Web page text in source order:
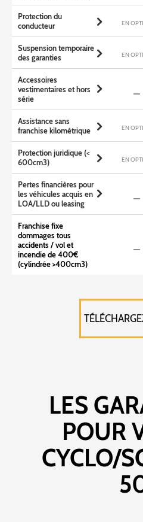
Protection du
conducteur
EN
Suspension temporaire
des garanties
EN
Accessoires
vestimentaires et hors
série
Assistance sans
franchise kilométrique
EN
Protection juridique (<
600cm3)
EN
Pertes financières pour
les véhicules acquis en
LOA/LLD ou leasing
Franchise fixe
dommages tous
accidents / vol et
incendie de 400€
(cylindrée >400cm3)
LES
POUR
CYCLO/